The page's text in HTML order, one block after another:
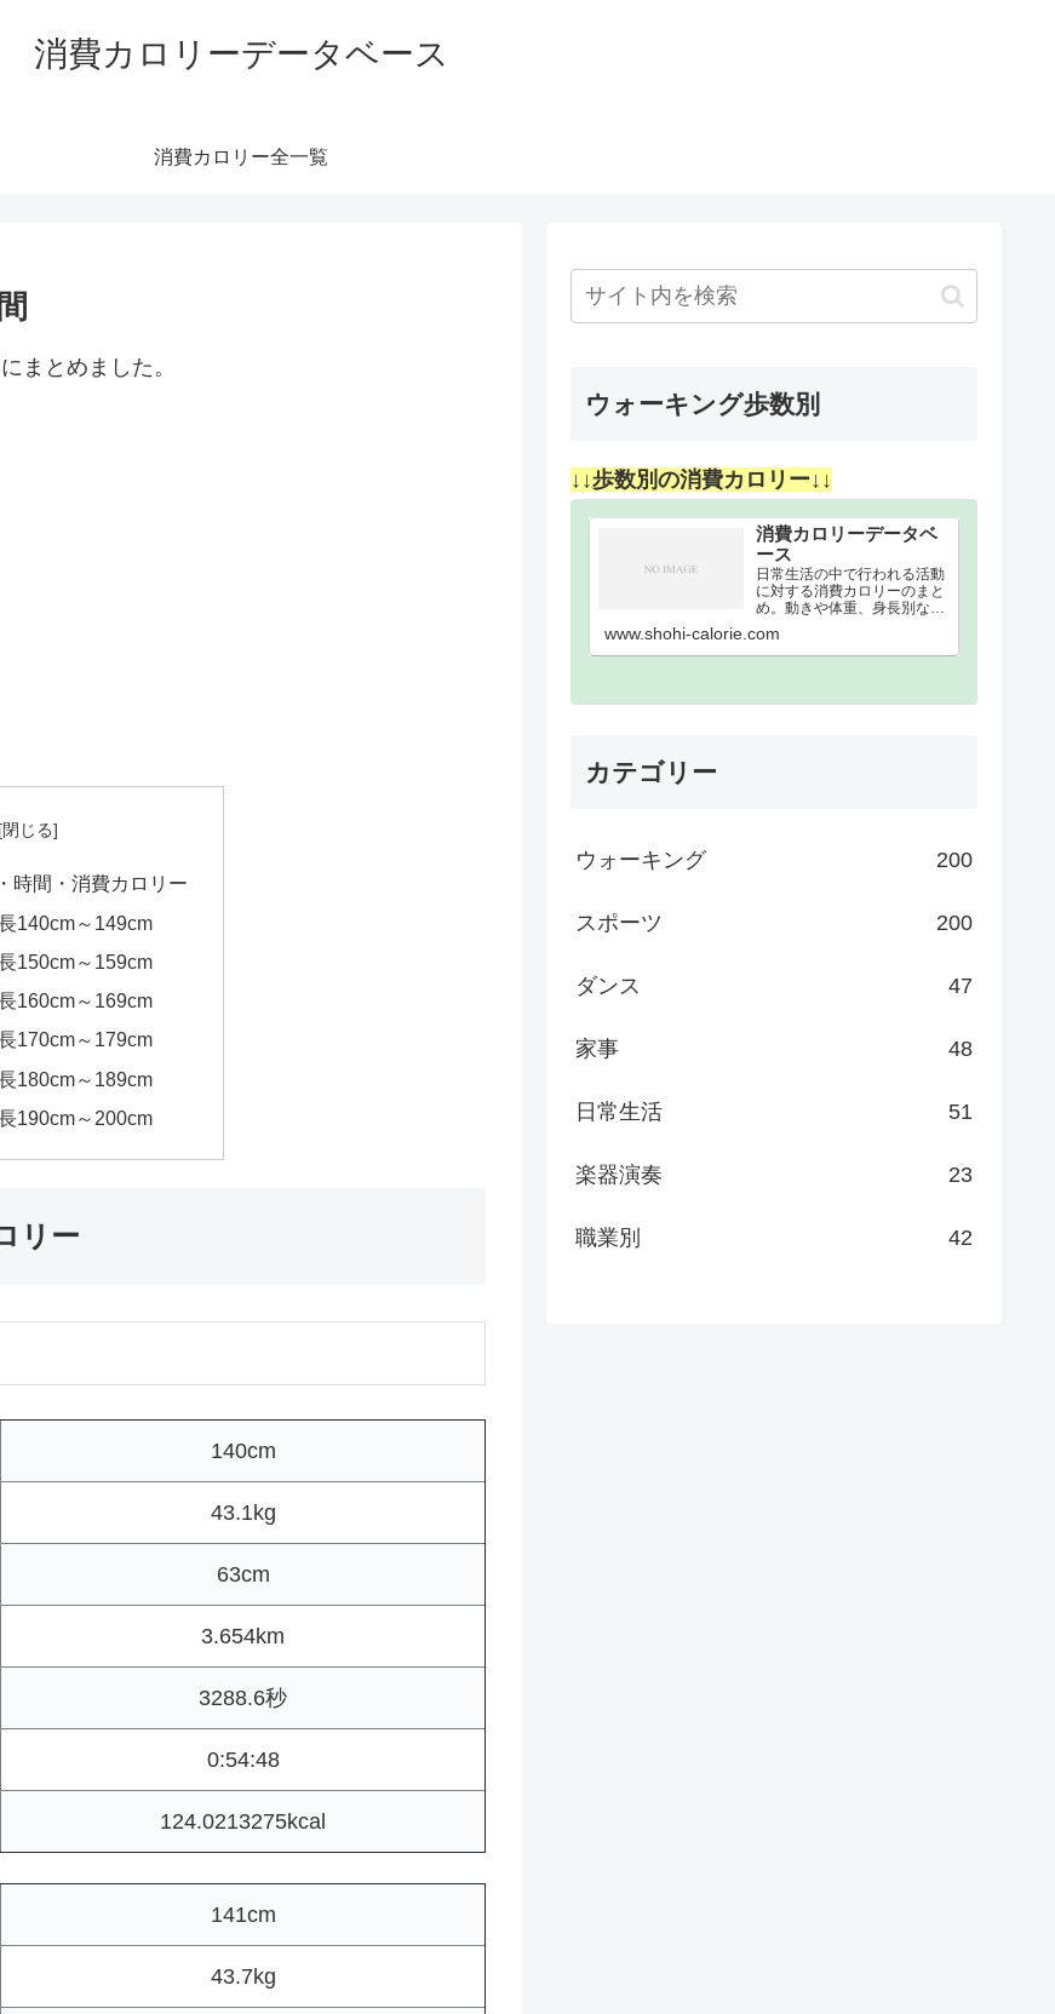
消費カロリーデータベース
消費カロリー全一覧
まとめました。
時間・消費カロリー
140cm～149cm
150cm～159cm
160cm～169cm
170cm～179cm
180cm～189cm
190cm～200cm
リー
140cm
43.1kg
63cm
3.654km
3288.6秒
0:54:48
124.0213275kcal
141cm
43.7kg
ウォーキング歩数別
↓↓歩数別の消費カロリー↓↓
消費カロリーデータベ
ース
日常生活の中で行われる活動
に対する消費カロリーのまと
め。動きや体重、身長別な
類。消費カロリーまとめウォ
ーキング｜歩数別｜消費カロ
歩900歩10…
www.shohi-calorie.com
カテゴリー
ウォーキング 200
スポーツ 200
ダンス 47
家事 48
日常生活 51
楽器演奏 23
職業別 42